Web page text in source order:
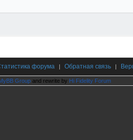
форума | Обратная связь |
Group and rewrite by Hi Fidelity Forum